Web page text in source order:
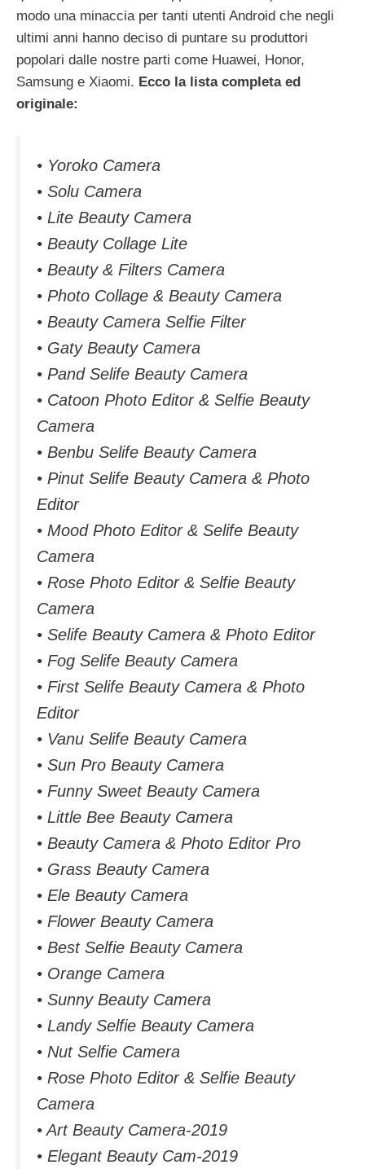
modo una minaccia per tanti utenti Android che negli
ultimi anni hanno deciso di puntare su produttori
popolari dalle nostre parti come Huawei, Honor,
Samsung e Xiaomi. Ecco la lista completa ed
originale:
• Yoroko Camera
• Solu Camera
• Lite Beauty Camera
• Beauty Collage Lite
• Beauty & Filters Camera
• Photo Collage & Beauty Camera
• Beauty Camera Selfie Filter
• Gaty Beauty Camera
• Pand Selife Beauty Camera
• Catoon Photo Editor & Selfie Beauty
Camera
• Benbu Selife Beauty Camera
• Pinut Selife Beauty Camera & Photo
Editor
• Mood Photo Editor & Selife Beauty
Camera
• Rose Photo Editor & Selfie Beauty
Camera
• Selife Beauty Camera & Photo Editor
• Fog Selife Beauty Camera
• First Selife Beauty Camera & Photo
Editor
• Vanu Selife Beauty Camera
• Sun Pro Beauty Camera
• Funny Sweet Beauty Camera
• Little Bee Beauty Camera
• Beauty Camera & Photo Editor Pro
• Grass Beauty Camera
• Ele Beauty Camera
• Flower Beauty Camera
• Best Selfie Beauty Camera
• Orange Camera
• Sunny Beauty Camera
• Landy Selfie Beauty Camera
• Nut Selfie Camera
• Rose Photo Editor & Selfie Beauty
Camera
• Art Beauty Camera-2019
• Elegant Beauty Cam-2019